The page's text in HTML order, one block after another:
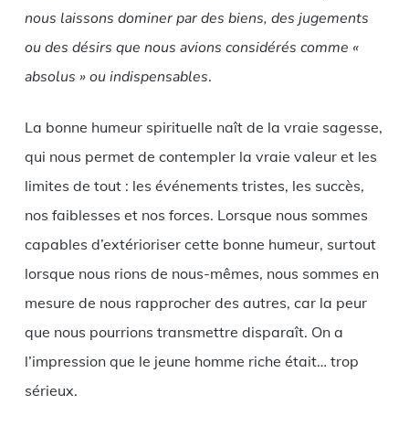
nous laissons dominer par des biens, des jugements
ou des désirs que nous avions considérés comme «
absolus » ou indispensables.
La bonne humeur spirituelle naît de la vraie sagesse,
qui nous permet de contempler la vraie valeur et les
limites de tout : les événements tristes, les succès,
nos faiblesses et nos forces. Lorsque nous sommes
capables d’extérioriser cette bonne humeur, surtout
lorsque nous rions de nous-mêmes, nous sommes en
mesure de nous rapprocher des autres, car la peur
que nous pourrions transmettre disparaît. On a
l’impression que le jeune homme riche était… trop
sérieux.